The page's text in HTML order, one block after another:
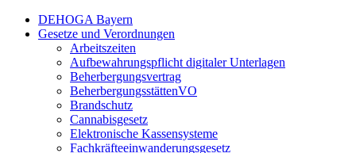
DEHOGA Bayern
Gesetze und Verordnungen
Arbeitszeiten
Aufbewahrungspflicht digitaler Unterlagen
Beherbergungsvertrag
BeherbergungsstättenVO
Brandschutz
Cannabisgesetz
Elektronische Kassensysteme
Fachkräfteeinwanderungsgesetz